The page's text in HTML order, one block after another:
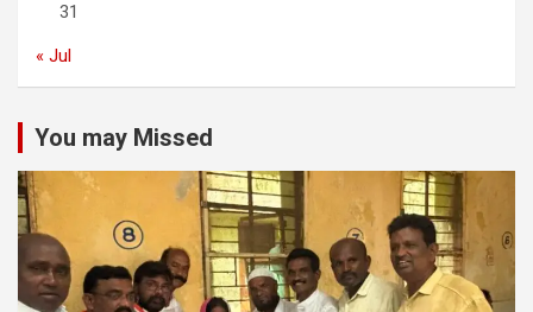
31
« Jul
You may Missed